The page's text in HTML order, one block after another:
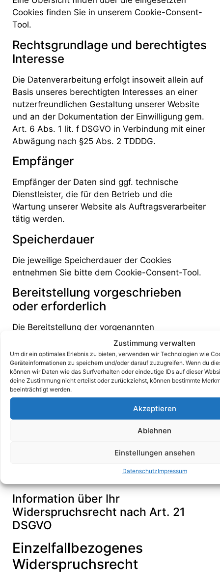
Zustimmung verwalten
Um dir ein optimales Erlebnis zu bieten, verwenden wir Technologien wie
Geräteinformationen zu speichern und/oder darauf zuzugreifen. Wenn du
können wir Daten wie das Surfverhalten oder eindeutige IDs auf dieser
deine Zustimmung nicht erteilst oder zurückziehst, können bestimmte
beeinträchtigt werden.
Akzeptieren
Ablehnen
Einstellungen ansehen
DatenschutzImpressum
Cookies finden Sie in unserem Cookie-Consent-
Tool.
Rechtsgrundlage und berechtigtes
Interesse
Die Datenverarbeitung erfolgt insoweit allein auf
Basis unseres berechtigten Interesses an einer
nutzerfreundlichen Gestaltung unserer Website
und an der Dokumentation der Einwilligung gem.
Art. 6 Abs. 1 lit. f DSGVO in Verbindung mit einer
Abwägung nach §25 Abs. 2 TDDDG.
Empfänger
Empfänger der Daten sind ggf. technische
Dienstleister, die für den Betrieb und die
Wartung unserer Website als Auftragsverarbeiter
tätig werden.
Speicherdauer
Die jeweilige Speicherdauer der Cookies
entnehmen Sie bitte dem Cookie-Consent-Tool.
Bereitstellung vorgeschrieben
oder erforderlich
Die Bereitstellung der vorgenannten
personenbezogenen Daten ist weder gesetzlich
noch vertraglich vorgeschrieben. Ohne diese
Daten sind jedoch der Dienst und die
Funktionsfähigkeit unserer Website nicht
gewährleistet. Zudem können einzelne Dienste
und Services nicht verfügbar oder eingeschränkt
Lesen Sie dazu die Informationen über Ihr
Widerspruchsrecht nach Art. 21 DSGVO weiter
Information über Ihr
Widerspruchsrecht nach Art. 21
DSGVO
Einzelfallbezogenes
Widerspruchsrecht